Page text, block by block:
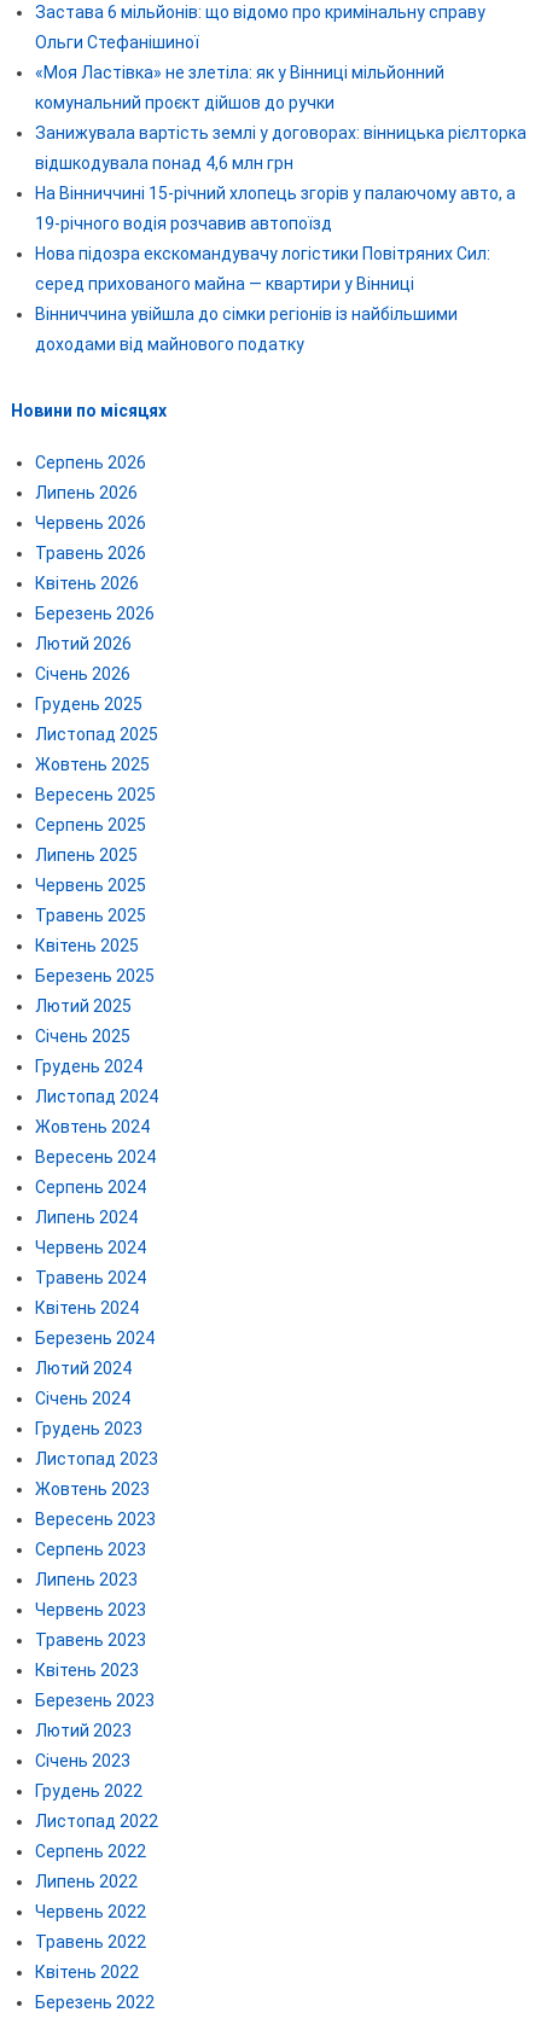
Застава 6 мільйонів: що відомо про кримінальну справу
Ольги Стефанішиної
«Моя Ластівка» не злетіла: як у Вінниці мільйонний
комунальний проєкт дійшов до ручки
Занижувала вартість землі у договорах: вінницька рієлторка
відшкодувала понад 4,6 млн грн
На Вінниччині 15-річний хлопець згорів у палаючому авто, а
19-річного водія розчавив автопоїзд
Нова підозра екскомандувачу логістики Повітряних Сил:
серед прихованого майна — квартири у Вінниці
Вінниччина увійшла до сімки регіонів із найбільшими
доходами від майнового податку
Новини по місяцях
Серпень 2026
Липень 2026
Червень 2026
Травень 2026
Квітень 2026
Березень 2026
Лютий 2026
Січень 2026
Грудень 2025
Листопад 2025
Жовтень 2025
Вересень 2025
Серпень 2025
Липень 2025
Червень 2025
Травень 2025
Квітень 2025
Березень 2025
Лютий 2025
Січень 2025
Грудень 2024
Листопад 2024
Жовтень 2024
Вересень 2024
Серпень 2024
Липень 2024
Червень 2024
Травень 2024
Квітень 2024
Березень 2024
Лютий 2024
Січень 2024
Грудень 2023
Листопад 2023
Жовтень 2023
Вересень 2023
Серпень 2023
Липень 2023
Червень 2023
Травень 2023
Квітень 2023
Березень 2023
Лютий 2023
Січень 2023
Грудень 2022
Листопад 2022
Серпень 2022
Липень 2022
Червень 2022
Травень 2022
Квітень 2022
Березень 2022